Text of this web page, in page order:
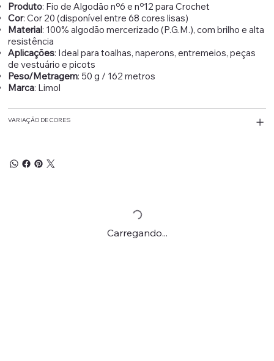
Produto: Fio de Algodão nº6 e nº12 para Crochet
Cor: Cor 20 (disponível entre 68 cores lisas)
Material: 100% algodão mercerizado (P.G.M.), com brilho e alta
resistência
Aplicações: Ideal para toalhas, naperons, entremeios, peças
de vestuário e picots
Peso/Metragem: 50 g / 162 metros
Marca: Limol
VARIAÇÃO DE CORES
Carregando...